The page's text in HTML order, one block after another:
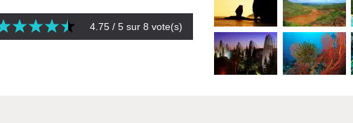
4.75 / 5 sur 8 vote(s)